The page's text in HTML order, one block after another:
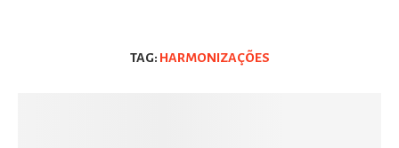
TAG: HARMONIZAÇÕES